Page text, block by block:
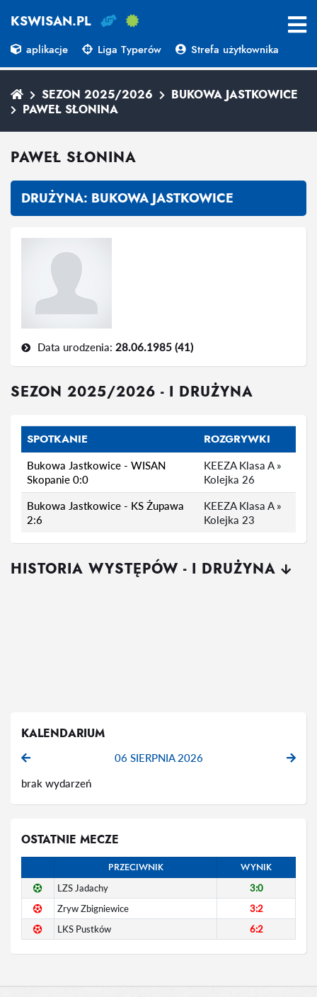
KSWISAN.PL
aplikacje Liga Typerów Strefa użytkownika
SEZON 2025/2026
BUKOWA JASTKOWICE
PAWEŁ SŁONINA
PAWEŁ SŁONINA
DRUŻYNA: BUKOWA JASTKOWICE
Data urodzenia: 28.06.1985 (41)
SEZON 2025/2026 - I DRUŻYNA
SPOTKANIE ROZGRYWKI
Bukowa Jastkowice - WISAN
Skopanie 0:0
KEEZA Klasa A »
Kolejka 26
Bukowa Jastkowice - KS Żupawa
2:6
KEEZA Klasa A »
Kolejka 23
HISTORIA WYSTĘPÓW - I DRUŻYNA
KALENDARIUM
06 SIERPNIA 2026
brak wydarzeń
OSTATNIE MECZE
PRZECIWNIK WYNIK
LZS Jadachy
3:0
Zryw Zbigniewice
3:2
LKS Pustków
6:2